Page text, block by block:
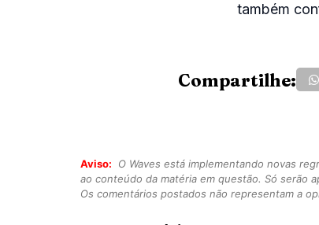
também
Compartilhe:
Aviso:
O Waves está implementando novas
ao conteúdo da matéria em questão. Só serão
Os comentários postados não representam a